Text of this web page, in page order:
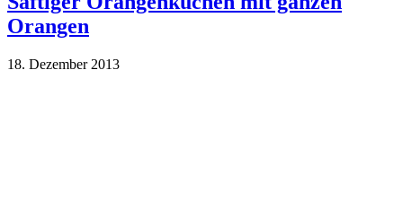
Orangen
18. Dezember 2013